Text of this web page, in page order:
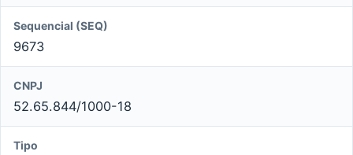
Sequencial (SEQ)
9673
CNPJ
52.65.844/1000-18
Tipo